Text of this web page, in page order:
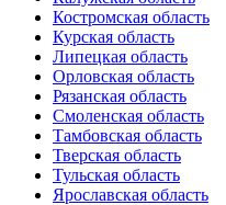
Костромская область
Курская область
Липецкая область
Орловская область
Рязанская область
Смоленская область
Тамбовская область
Тверская область
Тульская область
Ярославская область